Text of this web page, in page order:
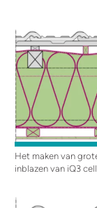
Het maken van
inblazen van iQ3